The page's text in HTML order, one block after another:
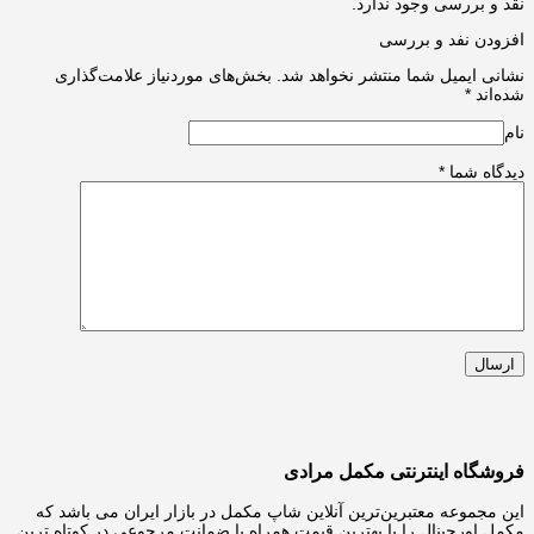
افزودن نفد و بررسی
نشانی ایمیل شما منتشر نخواهد شد.
بخش‌های موردنیاز علامت‌گذاری
شده‌اند *
نام
دیدگاه شما *
فروشگاه اینترنتی مکمل مرادی
این مجموعه معتبرین‌ترین آنلاین شاپ مکمل در بازار ایران می باشد که